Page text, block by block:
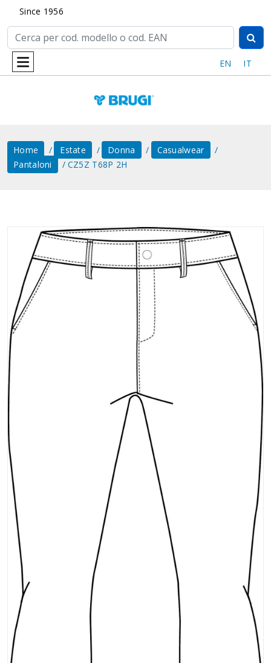
Since 1956
EN IT
Home Estate Donna
Casualwear
Pantaloni
CZ5Z T68P 2H